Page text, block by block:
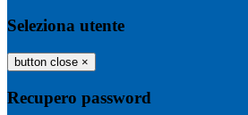
Seleziona utente
button close ×
Recupero password